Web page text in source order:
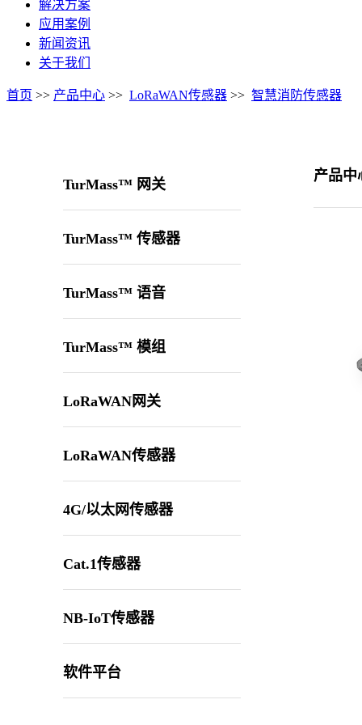
解决方案
应用案例
新闻资讯
关于我们
首页 >> 产品中心 >> LoRaWAN传感器 >> 智慧消防传感器
TurMass™ 网关
TurMass™ 传感器
TurMass™ 语音
TurMass™ 模组
LoRaWAN网关
LoRaWAN传感器
4G/以太网传感器
Cat.1传感器
NB-IoT传感器
软件平台
产品中